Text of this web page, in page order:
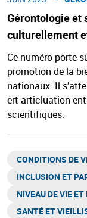
Gérontologie et
culturellement
Ce numéro porte
promotion de la
nationaux. Il
ert articluation
scientifiques.
CONDITIONS DE
INCLUSION ET
NIVEAU DE VIE
SANTÉ ET